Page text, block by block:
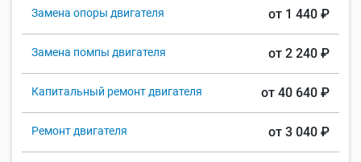
Замена опоры двигателя от 1 440 ₽
Замена помпы двигателя от 2 240 ₽
Капитальный ремонт двигателя от 40 640 ₽
Ремонт двигателя от 3 040 ₽